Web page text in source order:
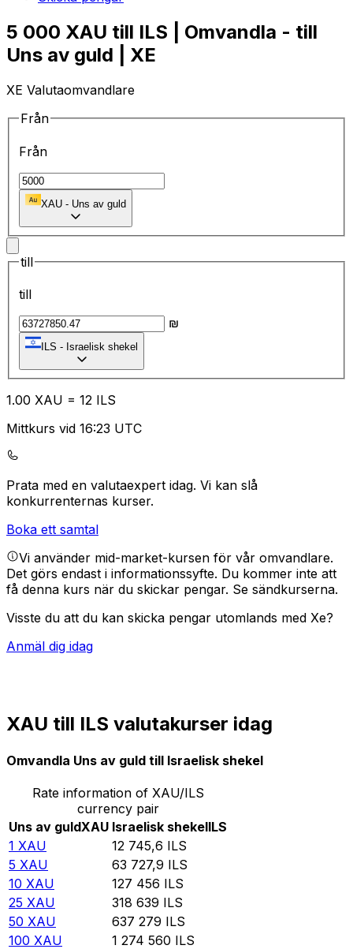
5 000 XAU till ILS | Omvandla - till
Uns av guld | XE
XE Valutaomvandlare
Från
Från
XAU - Uns av guld
till
till
₪
ILS - Israelisk shekel
1.00 XAU = 12 ILS
Mittkurs vid 16:23 UTC
Prata med en valutaexpert idag. Vi kan slå
konkurrenternas kurser.
Boka ett samtal
Vi använder mid-market-kursen för vår omvandlare.
Det görs endast i informationssyfte. Du kommer inte att
få denna kurs när du skickar pengar. Se sändkurserna.
Visste du att du kan skicka pengar utomlands med Xe?
Anmäl dig idag
XAU till ILS valutakurser idag
Omvandla Uns av guld till Israelisk shekel
Rate information of XAU/ILS
currency pair
Uns av guldXAU Israelisk shekelILS
1 XAU 12 745,6 ILS
5 XAU 63 727,9 ILS
10 XAU 127 456 ILS
25 XAU 318 639 ILS
50 XAU 637 279 ILS
100 XAU 1 274 560 ILS